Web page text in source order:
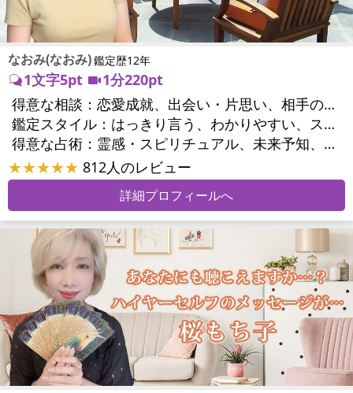
なおみ(なおみ)鑑定歴12年
1文字5pt
1分220pt
得意な相談：
恋愛成就、出会い・片思い、相手の気持ち、相性、縁結び、結婚、男心・女心、二人の今後、複雑な恋愛、三角関係、略奪愛、浮気、不倫、復活愛、復縁、離婚、人間関係、職場の人間関係、対人関係、仕事運、就職、人生全般、夢、夫婦関係、家庭問題、夫婦問題、シングルマザー、精神問題、トラウマ、ストレス、人生相談
鑑定スタイル：
はっきり言う、わかりやすい、スピード鑑定、簡潔、情報量が多い、友達のように相談できる、聞き上手、とても話しやすい、深く濃厚、勇気をくれる、前向き・元気になれる、実力派
得意な占術：
霊感・スピリチュアル、未来予知、オーラ、エネルギー調整、タロット、オラクルカード、数秘術、ヒーリング、カウンセリング、オリジナル占術
★★★★★ 812人のレビュー
詳細プロフィールへ